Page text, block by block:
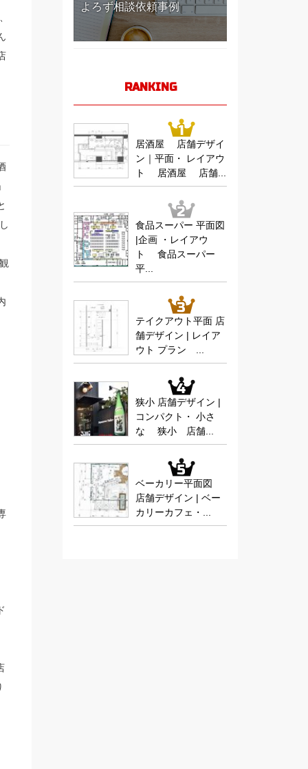
よろず相談依頼事例
RANKING
居酒屋 店舗デザイ
ン｜平面・ レイアウ
ト 居酒屋 店舗...
食品スーパー 平面図
|企画 ・レイアウ
ト 食品スーパー
平...
テイクアウト平面 店
舗デザイン | レイア
ウト プラン ...
狭小 店舗デザイン |
コンパクト・ 小さ
な 狭小 店舗...
ベーカリー平面図
店舗デザイン | ベー
カリーカフェ・...